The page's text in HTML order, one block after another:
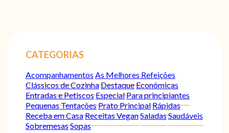
CATEGORIAS
Acompanhamentos As Melhores Refeições
Clássicos de CozinhaDestaqueEconómicas
Entradas e PetiscosEspecialPara principiantes
Pequenas TentaçõesPrato PrincipalRápidas
Receba em CasaReceitas VeganSaladasSaudáveis
SobremesasSopas